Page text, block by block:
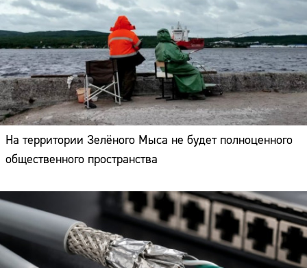
На территории Зелёного Мыса не будет полноценного
общественного пространства